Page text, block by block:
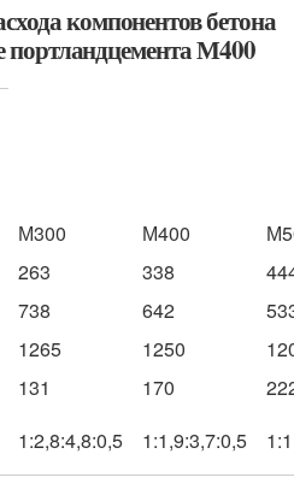
компонентов бетона
портландцемента М400
М300 М400
263 338
738 642
1265 1250
131 170
1:2,8:4,8:0,5 1:1,9:3,7:0,5